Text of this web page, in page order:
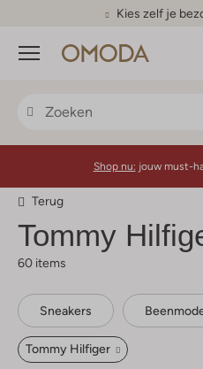
Kies zelf je
Menu
Shop nu: jouw must-
Terug
Tommy
60 items
Sneakers
Tommy Hilfiger